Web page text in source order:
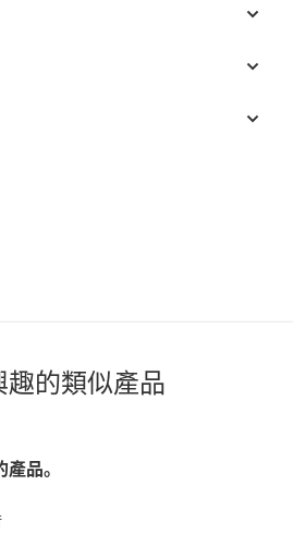
的類似產品
品。